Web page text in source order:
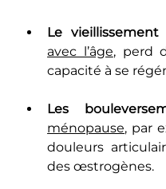
Le vieillissement
avec l’âge, perd
capacité à se
Les
ménopause, par
douleurs
des œstrogènes.